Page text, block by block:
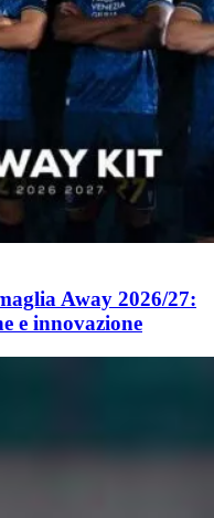
Away 2026/27:
e innovazione